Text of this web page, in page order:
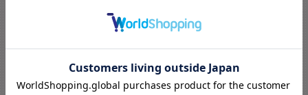
込)以上お買い上げごとに、ランダムキャラクターカード(全3
・1会計でのご購入金額が対象です。複数回にわたるご購入金
額の合算はできません。